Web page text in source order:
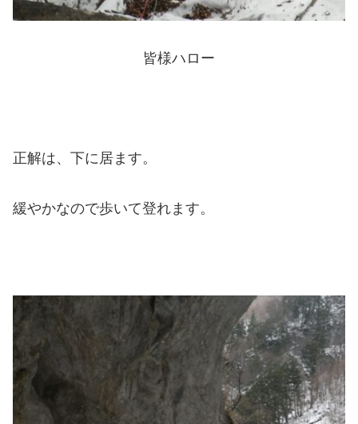
皆様ハロー
正解は、下に居ます。
緩やかなので歩いて登れます。